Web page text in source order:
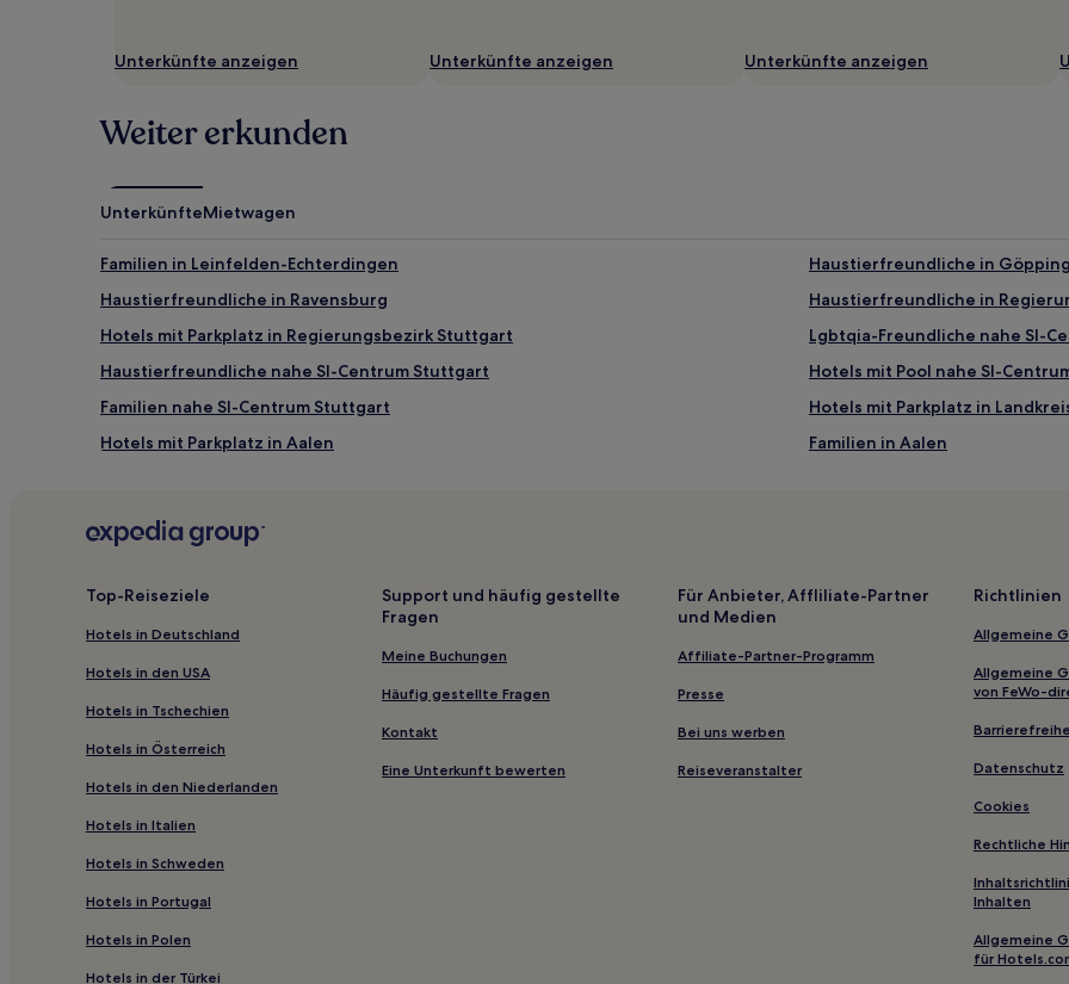
sich
können
Unterkünfte anzeigen Unterkünfte anzeigen Unterkünfte anzeigen
Weiter erkunden
UnterkünfteMietwagen
Familien in Leinfelden-Echterdingen
Haustierfreundliche in
Haustierfreundliche in Ravensburg
Haustierfreundliche in
Hotels mit Parkplatz in Regierungsbezirk Stuttgart
Lgbtqia-Freundliche nahe SI-
Haustierfreundliche nahe SI-Centrum Stuttgart
Hotels mit Pool nahe SI-
Familien nahe SI-Centrum Stuttgart
Hotels mit Parkplatz in
Hotels mit Parkplatz in Aalen
Familien in Aalen
Haustierfreundliche in Baden-Württemberg
Hotels mit Wellnessbereich in Baden-Württemberg
Haustierfreundliche in
Haustierfreundliche nahe Königstraße
Haustierfreundliche in
Haustierfreundliche nahe Hammetweil
Haustierfreundliche in
Familien in Stuttgart
Haustierfreundliche in Regierungsbezirk Tübingen
Business in Ellwangen
Ulm Hotels
Bad Buchau Hotels
Hotels nahe Greuth-Hang
Hotels nahe Burg Hohenneuffen
Landkreis Heidenheim: Hotels
Hotels nahe Bahnhof Ehingen
Gemarkung Heudorf Hotels
Hotels nahe Bahnhof
Nellingen Hotels
Top-Reiseziele
Hotels in Deutschland
Hotels in den USA
Hotels in Tschechien
Hotels in Österreich
Hotels in den Niederlanden
Hotels in Italien
Hotels in Schweden
Hotels in Portugal
Hotels in Polen
Hotels in der Türkei
Support und häufig gestellte
Fragen
Meine Buchungen
Häufig gestellte Fragen
Kontakt
Eine Unterkunft bewerten
Für Anbieter, Affliliate-Partner
und Medien
Affiliate-Partner-Programm
Presse
Bei uns werben
Reiseveranstalter
Richtlinien
Allgemeine
Allgemeine
von FeWo-
Datenschutz
Cookies
Rechtliche
Inhalten
Allgemeine
für